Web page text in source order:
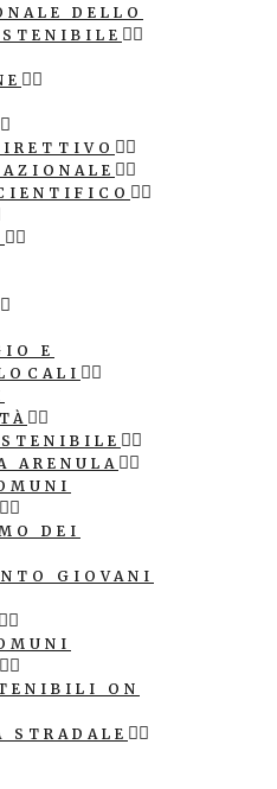
DELLO
E
ARENULA
DEI
GIOVANI
ON
STRADALE